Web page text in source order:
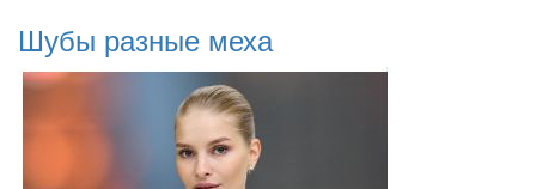
Шубы разные меха